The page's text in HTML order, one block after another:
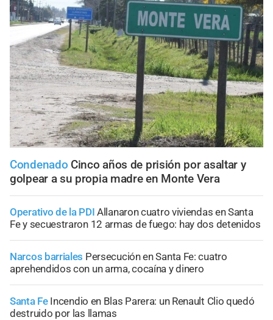
Condenado Cinco años de prisión por asaltar y
golpear a su propia madre en Monte Vera
Operativo de la PDI Allanaron cuatro viviendas en Santa
Fe y secuestraron 12 armas de fuego: hay dos detenidos
Narcos barriales Persecución en Santa Fe: cuatro
aprehendidos con un arma, cocaína y dinero
Santa Fe Incendio en Blas Parera: un Renault Clio quedó
destruido por las llamas